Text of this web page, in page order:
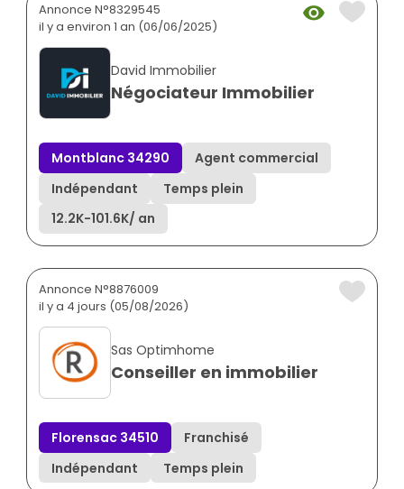
Annonce N°8329545
il y a environ 1 an (06/06/2025)
David Immobilier
Négociateur Immobilier
Montblanc 34290
Agent commercial
Indépendant
Temps plein
12.2K-101.6K/ an
Annonce N°8876009
il y a 4 jours (05/08/2026)
Sas Optimhome
Conseiller en immobilier
Florensac 34510
Franchisé
Indépendant
Temps plein